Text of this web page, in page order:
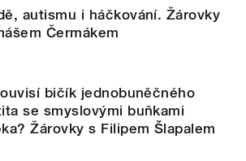
autismu i háčkování. Žárovky
Čermákem
bičík jednobuněčného
se smyslovými buňkami
Žárovky s Filipem Šlapalem